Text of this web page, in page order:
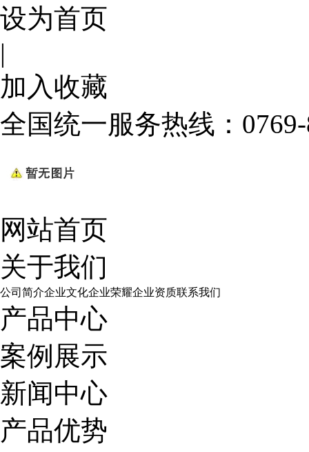
设为首页
|
加入收藏
全国统一服务热线：
网站首页
关于我们
公司简介企业文化企业荣耀企业资质联系我们
产品中心
案例展示
新闻中心
产品优势